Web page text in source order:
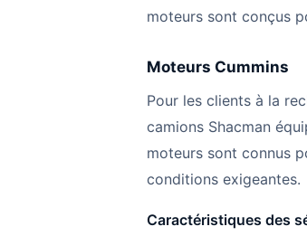
moteurs sont conçus
Moteurs Cummins
Pour les clients à la
camions Shacman
moteurs sont connus
conditions exigeantes.
Caractéristiques des